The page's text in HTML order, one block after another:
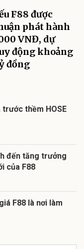
F88 được
phát hành
VNĐ, dự
động khoảng
đồng
thềm HOSE
đến tăng trưởng
của F88
F88 là nơi làm